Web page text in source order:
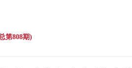
第808期)